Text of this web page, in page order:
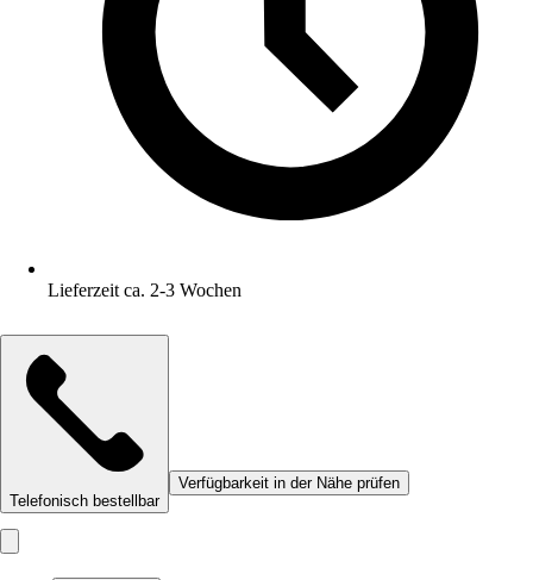
Lieferzeit ca. 2-3 Wochen
Telefonisch bestellbar
Verfügbarkeit in der Nähe prüfen